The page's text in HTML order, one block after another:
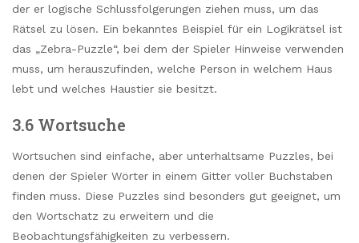
der er logische Schlussfolgerungen ziehen muss, um das
Rätsel zu lösen. Ein bekanntes Beispiel für ein Logikrätsel ist
das „Zebra-Puzzle“, bei dem der Spieler Hinweise verwenden
muss, um herauszufinden, welche Person in welchem Haus
lebt und welches Haustier sie besitzt.
3.6 Wortsuche
Wortsuchen sind einfache, aber unterhaltsame Puzzles, bei
denen der Spieler Wörter in einem Gitter voller Buchstaben
finden muss. Diese Puzzles sind besonders gut geeignet, um
den Wortschatz zu erweitern und die
Beobachtungsfähigkeiten zu verbessern.